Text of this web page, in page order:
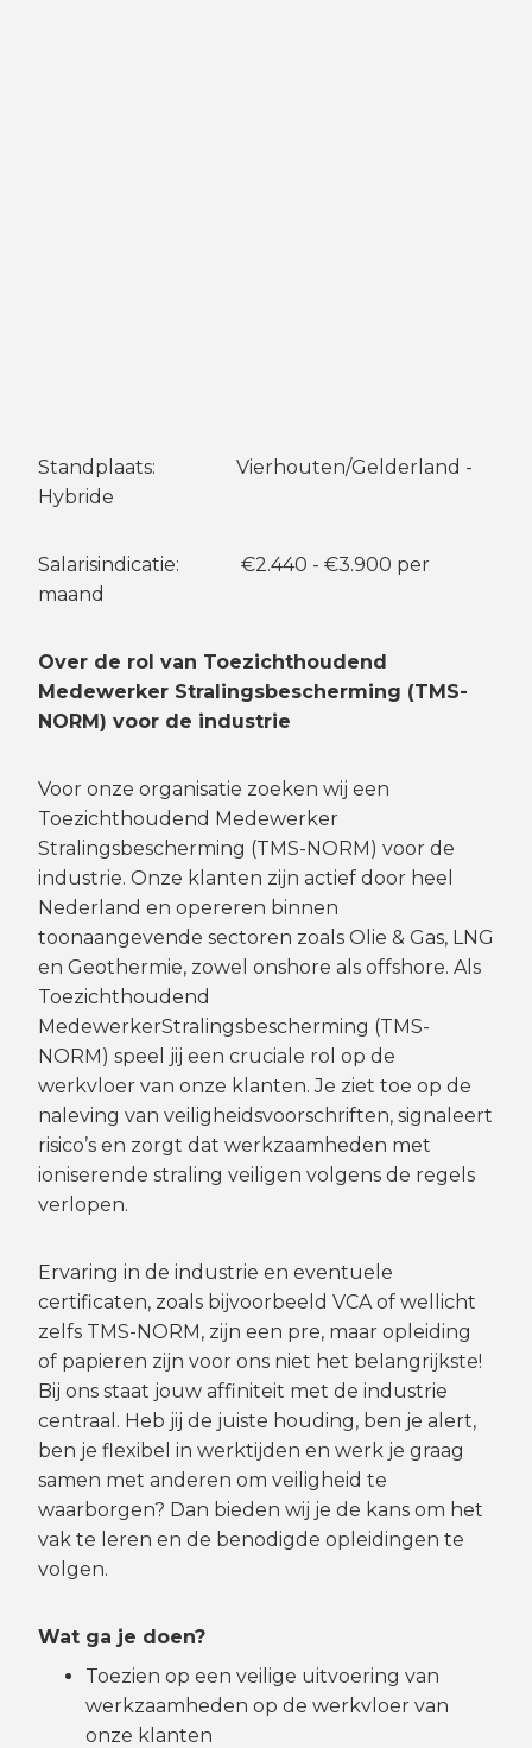
Standplaats: Vierhouten/Gelderland -
Hybride
Salarisindicatie: €2.440 - €3.900 per
maand
Over de rol van Toezichthoudend
Medewerker Stralingsbescherming (TMS-
NORM) voor de industrie
Voor onze organisatie zoeken wij een
Toezichthoudend Medewerker
Stralingsbescherming (TMS-NORM) voor de
industrie. Onze klanten zijn actief door heel
Nederland en opereren binnen
toonaangevende sectoren zoals Olie & Gas, LNG
en Geothermie, zowel onshore als offshore. Als
Toezichthoudend
MedewerkerStralingsbescherming (TMS-
NORM) speel jij een cruciale rol op de
werkvloer van onze klanten. Je ziet toe op de
naleving van veiligheidsvoorschriften, signaleert
risico’s en zorgt dat werkzaamheden met
ioniserende straling veiligen volgens de regels
verlopen.
Ervaring in de industrie en eventuele
certificaten, zoals bijvoorbeeld VCA of wellicht
zelfs TMS-NORM, zijn een pre, maar opleiding
of papieren zijn voor ons niet het belangrijkste!
Bij ons staat jouw affiniteit met de industrie
centraal. Heb jij de juiste houding, ben je alert,
ben je flexibel in werktijden en werk je graag
samen met anderen om veiligheid te
waarborgen? Dan bieden wij je de kans om het
vak te leren en de benodigde opleidingen te
volgen.
Wat ga je doen?
Toezien op een veilige uitvoering van
werkzaamheden op de werkvloer van
onze klanten